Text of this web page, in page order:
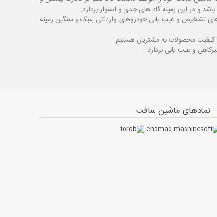
و در این زمینه گام های جدی و استوار بردارد.
های تشخیص و عیب یابی خودروهای وارداتی سبک و سنگین زمینه
کیفیت محصولات به مشتریان هستیم.
نمادهای ماشین سافت